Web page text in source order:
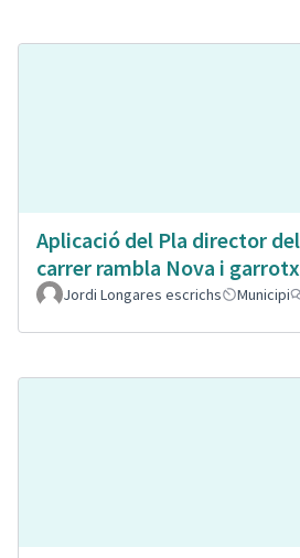
Aplicació del Pla director
carrer rambla Nova i
Jordi Longares escrichs Municipi